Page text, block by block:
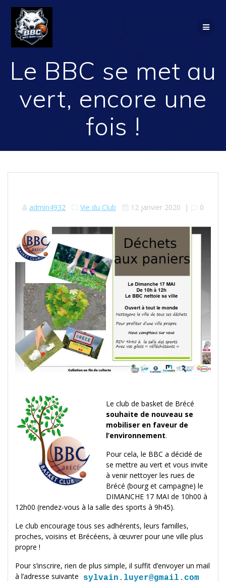
Le BBC se met au
vert, encore une
fois !
admin4932 Vie du Club 12 janvier 2020 | 0
Le club de basket de Brécé
souhaite de nouveau se
mobiliser en faveur de
l’environnement.
Pour cela, le BBC a décidé de
se mettre au vert et vous invite
à venir nettoyer les rues de
Brécé (bourg et campagne) le
DIMANCHE 17 MAI de 10h00 à
12h00 (rendez-vous à la salle des sports à 9h45).
Le club encourage tous ses adhérents, leurs familles,
proches, voisins et Brécéens, à œuvrer pour une ville plus
propre !
Pour s’inscrire, rien de plus simple, il suffit d’envoyer un mail
à l’adresse suivante